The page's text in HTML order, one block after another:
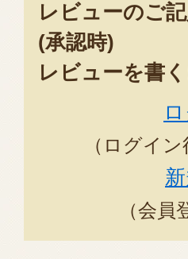
レビューのご記
(承認時)
レビューを書
（ログイ
（会員